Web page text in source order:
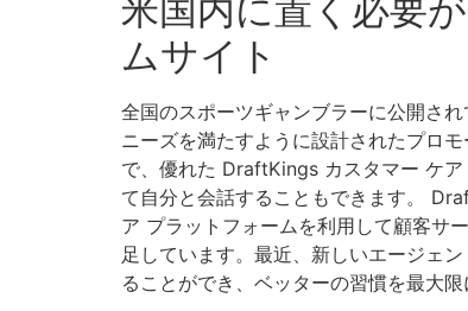
米国内に置く必要
ムサイト
全国のスポーツギャンブラーに公開さ
ニーズを満たすように設計されたプロ
で、優れた DraftKings カスタマー ケ
て自分と会話することもできます。
ア プラットフォームを利用して顧客サ
足しています。最近、新しいエージェ
ることができ、ベッターの習慣を最大限